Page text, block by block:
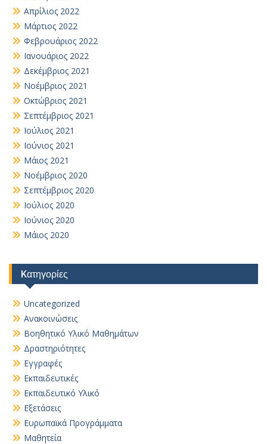
Απρίλιος 2022
Μάρτιος 2022
Φεβρουάριος 2022
Ιανουάριος 2022
Δεκέμβριος 2021
Νοέμβριος 2021
Οκτώβριος 2021
Σεπτέμβριος 2021
Ιούλιος 2021
Ιούνιος 2021
Μάιος 2021
Νοέμβριος 2020
Σεπτέμβριος 2020
Ιούλιος 2020
Ιούνιος 2020
Μάιος 2020
Kατηγορίες
Uncategorized
Ανακοινώσεις
Βοηθητικό Yλικό Mαθημάτων
Δραστηριότητες
Εγγραφές
Εκπαιδευτικές
Εκπαιδευτικό Υλικό
Εξετάσεις
Ευρωπαϊκά Προγράμματα
Μαθητεία